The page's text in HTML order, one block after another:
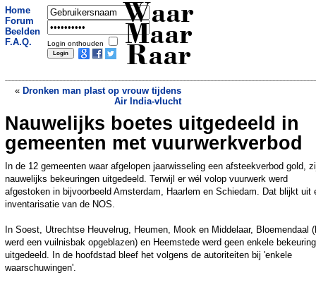
Home
Forum
Beelden
F.A.Q.
Login onthouden
Waar
Maar
Raar
« Dronken man plast op vrouw tijdens
Air India-vlucht
Bonduelle wenst Russische soldaten
het allerbeste en een snelle overwinning
met voedselpakket»
Nauwelijks boetes uitgedeeld in
gemeenten met vuurwerkverbod
In de 12 gemeenten waar afgelopen jaarwisseling een afsteekverbod gold,
nauwelijks bekeuringen uitgedeeld. Terwijl er wél volop vuurwerk werd
afgestoken in bijvoorbeeld Amsterdam, Haarlem en Schiedam. Dat blijkt uit
inventarisatie van de NOS.
In Soest, Utrechtse Heuvelrug, Heumen, Mook en Middelaar, Bloemendaal
werd een vuilnisbak opgeblazen) en Heemstede werd geen enkele bekeuring
uitgedeeld. In de hoofdstad bleef het volgens de autoriteiten bij 'enkele
waarschuwingen'.